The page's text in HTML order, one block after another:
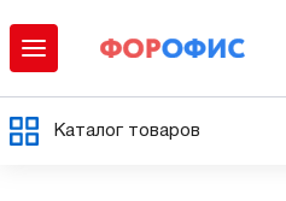
Каталог товаров